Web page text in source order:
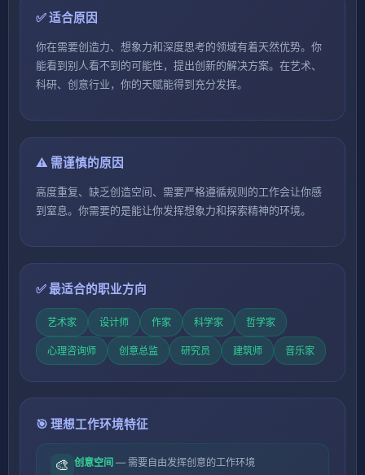
✅ 适合原因
你在需要创造力、想象力和深度思考的领域有着天然优势。你
能看到别人看不到的可能性，提出创新的解决方案。在艺术、
科研、创意行业，你的天赋能得到充分发挥。
⚠️ 需谨慎的原因
高度重复、缺乏创造空间、需要严格遵循规则的工作会让你感
到窒息。你需要的是能让你发挥想象力和探索精神的环境。
✅ 最适合的职业方向
艺术家 设计师 作家 科学家 哲学家
心理咨询师 创意总监 研究员 建筑师 音乐家
🎯 理想工作环境特征
🎨 创意空间— 需要自由发挥创意的工作环境